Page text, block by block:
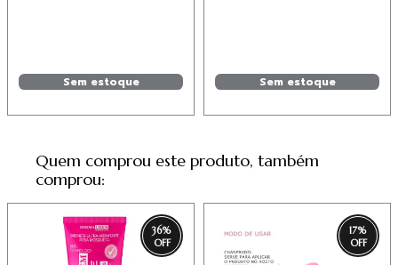
Sem estoque Sem estoque
Quem comprou este produto, também
comprou:
36% 17%